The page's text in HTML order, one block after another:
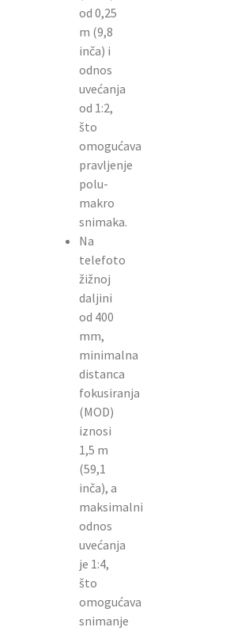
od 0,25
m (9,8
inča) i
odnos
uvećanja
od 1:2,
što
omogućava
pravljenje
polu-
makro
snimaka.
Na
telefoto
žižnoj
daljini
od 400
mm,
minimalna
distanca
fokusiranja
(MOD)
iznosi
1,5 m
(59,1
inča), a
maksimalni
odnos
uvećanja
je 1:4,
što
omogućava
snimanje